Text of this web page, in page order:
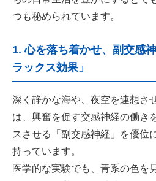
つも秘められています。
1. 心を落ち着かせ、副交感
ラックス効果」
深く静かな海や、夜空を連想さ
は、興奮を促す交感神経の働き
スさせる「副交感神経」を優位
持っています。
医学的な実験でも、青系の色を